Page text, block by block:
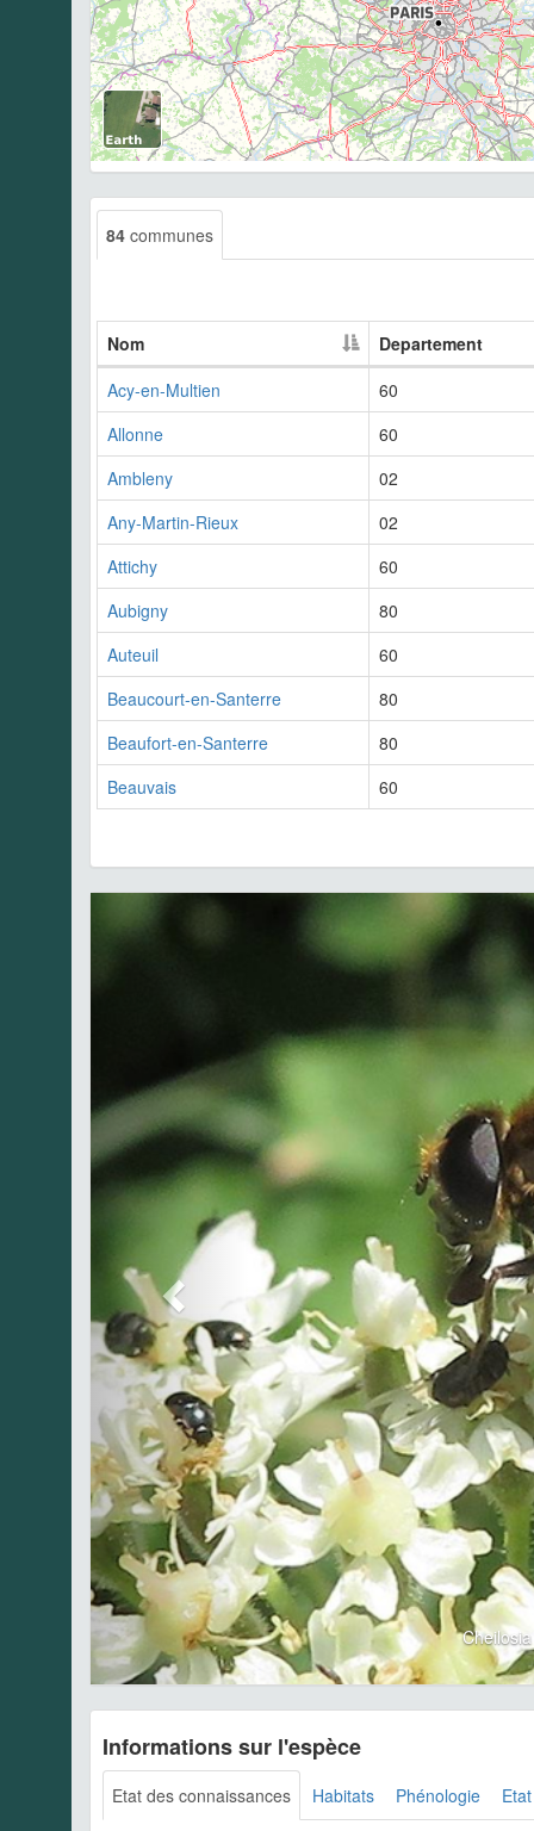
84 communes
Nom
Departement
Acy-en-Multien
60
Allonne
60
Ambleny
02
Any-Martin-Rieux
02
Attichy
60
Aubigny
80
Auteuil
60
Beaucourt-en-Santerre
80
Beaufort-en-Santerre
80
Beauvais
60
Informations sur l'espèce
Etat des connaissances Habitats Phénologie